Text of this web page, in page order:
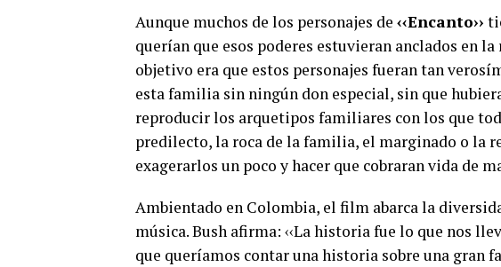
Aunque muchos de los personajes de ‹‹Encanto››
querían que esos poderes estuvieran anclados en
objetivo era que estos personajes fueran tan
esta familia sin ningún don especial, sin que
reproducir los arquetipos familiares con los que
predilecto, la roca de la familia, el marginado o la
exagerarlos un poco y hacer que cobraran vida de
Ambientado en Colombia, el film abarca la
música. Bush afirma: ‹‹La historia fue lo que nos
que queríamos contar una historia sobre una gran